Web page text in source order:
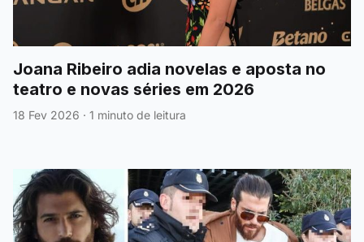
Joana Ribeiro adia novelas e aposta no
teatro e novas séries em 2026
18 Fev 2026 · 1 minuto de leitura